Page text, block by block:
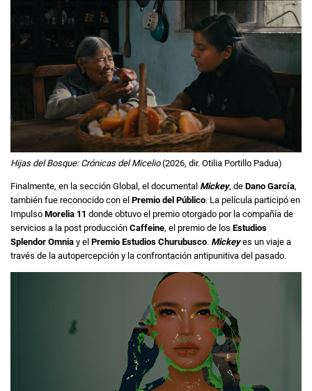
Hijas del Bosque: Crónicas del Micelio(2026, dir. Otilia Portillo Padua)
Finalmente, en la sección Global, el documental Mickey, de Dano García,
también fue reconocido con el Premio del Público. La película participó en
Impulso Morelia 11 donde obtuvo el premio otorgado por la compañía de
servicios a la post producción Caffeine, el premio de los Estudios
Splendor Omnia y el Premio Estudios Churubusco. Mickeyes un viaje a
través de la autopercepción y la confrontación antipunitiva del pasado.